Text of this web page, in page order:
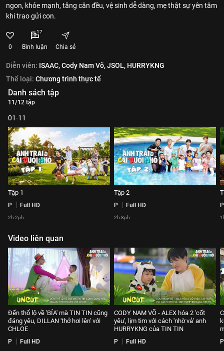
ngon, khỏe mạnh, tăng cân đều, vệ sinh dễ dàng, mẹ thật sự yên tâm
khi trao gửi con.
0
17
Bình luận Chia sẻ
Diễn viên: ISAAC,Cody Nam Võ,JSOL, HURRYKNG
Thể loại: Chương trình thực tế
Danh sách tập
11/12 tập
01-11
Tập 1
P Full HD
2h 2ph
Tập 2
P Full HD
2h 8ph
P
Video liên quan
Đến thổ lộ về 'BÍA' mà TIN TIN cũng
đáng yêu, DILLAN 'thở hơi lên' với
CHLOE
P Full HD
CODY NAM VÕ - ALEX hóa 2 'cốt
yêu', lịm tim với cách 'nhờ vả' anh
HURRYKNG của TIN TIN
P Full HD P